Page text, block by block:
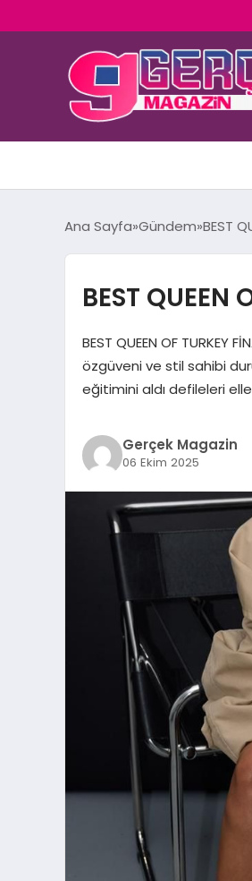
Ana Sayfa Gündem BEST
BEST QUEEN
BEST QUEEN OF
özgüveni ve stil sahibi
eğitimini aldı defileleri
Gerçek Magazin
06 Ekim 2025